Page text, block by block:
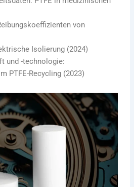
von
Isolierung (2024)
und -technologie:
PTFE-Recycling (2023)